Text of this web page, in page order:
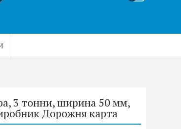
3 тонни, ширина 50 мм,
Дорожня карта